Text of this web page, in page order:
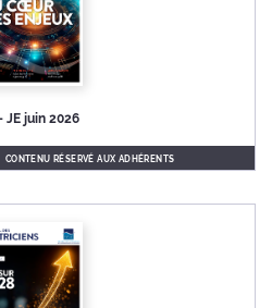
juin 2026
CONTENU RÉSERVÉ AUX ADHÉRENTS